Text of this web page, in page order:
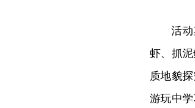
活
虾、抓
质地貌
游玩中